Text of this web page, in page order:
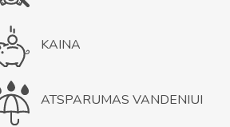
KAINA
ATSPARUMAS VANDENIUI